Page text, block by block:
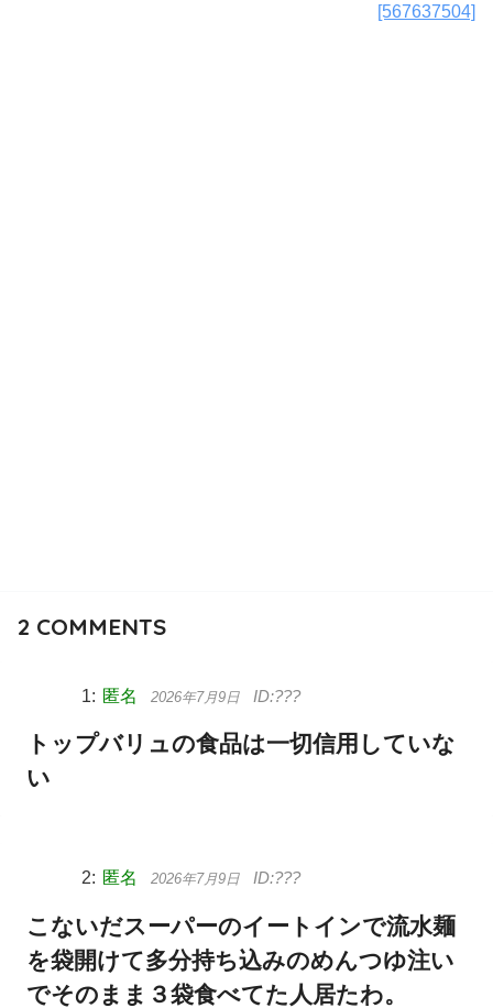
[567637504]
2 COMMENTS
匿名 2026年7月9日
トップバリュの食品は一切信用していな
い
匿名 2026年7月9日
こないだスーパーのイートインで流水麺
を袋開けて多分持ち込みのめんつゆ注い
でそのまま３袋食べてた人居たわ。